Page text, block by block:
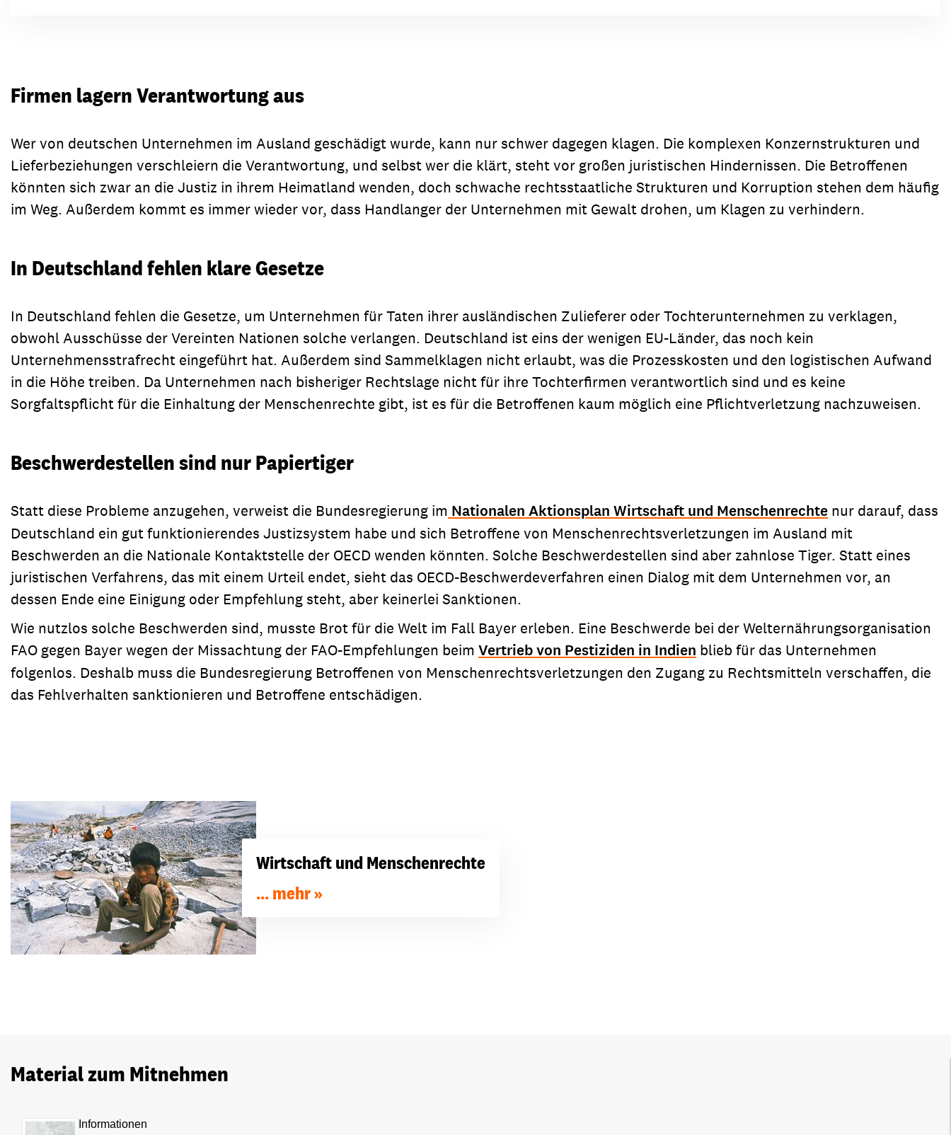
Firmen lagern Verantwortung aus
Wer von deutschen Unternehmen im Ausland geschädigt wurde, kann nur schwer dagegen klagen. Die komplexen Konzernstrukturen und
Lieferbeziehungen verschleiern die Verantwortung, und selbst wer die klärt, steht vor großen juristischen Hindernissen. Die Betroffenen
könnten sich zwar an die Justiz in ihrem Heimatland wenden, doch schwache rechtsstaatliche Strukturen und Korruption stehen dem häufig
im Weg. Außerdem kommt es immer wieder vor, dass Handlanger der Unternehmen mit Gewalt drohen, um Klagen zu verhindern.
In Deutschland fehlen klare Gesetze
In Deutschland fehlen die Gesetze, um Unternehmen für Taten ihrer ausländischen Zulieferer oder Tochterunternehmen zu verklagen,
obwohl Ausschüsse der Vereinten Nationen solche verlangen. Deutschland ist eins der wenigen EU-Länder, das noch kein
Unternehmensstrafrecht eingeführt hat. Außerdem sind Sammelklagen nicht erlaubt, was die Prozesskosten und den logistischen Aufwand
in die Höhe treiben. Da Unternehmen nach bisheriger Rechtslage nicht für ihre Tochterfirmen verantwortlich sind und es keine
Sorgfaltspflicht für die Einhaltung der Menschenrechte gibt, ist es für die Betroffenen kaum möglich eine Pflichtverletzung nachzuweisen.
Beschwerdestellen sind nur Papiertiger
Statt diese Probleme anzugehen, verweist die Bundesregierung im Nationalen Aktionsplan Wirtschaft und Menschenrechte nur darauf, dass
Deutschland ein gut funktionierendes Justizsystem habe und sich Betroffene von Menschenrechtsverletzungen im Ausland mit
Beschwerden an die Nationale Kontaktstelle der OECD wenden könnten. Solche Beschwerdestellen sind aber zahnlose Tiger. Statt eines
juristischen Verfahrens, das mit einem Urteil endet, sieht das OECD-Beschwerdeverfahren einen Dialog mit dem Unternehmen vor, an
dessen Ende eine Einigung oder Empfehlung steht, aber keinerlei Sanktionen.
Wie nutzlos solche Beschwerden sind, musste Brot für die Welt im Fall Bayer erleben. Eine Beschwerde bei der Welternährungsorganisation
FAO gegen Bayer wegen der Missachtung der FAO-Empfehlungen beim Vertrieb von Pestiziden in Indien blieb für das Unternehmen
folgenlos. Deshalb muss die Bundesregierung Betroffenen von Menschenrechtsverletzungen den Zugang zu Rechtsmitteln verschaffen, die
das Fehlverhalten sanktionieren und Betroffene entschädigen.
Wirtschaft und Menschenrechte
... mehr
Material zum Mitnehmen
Informationen